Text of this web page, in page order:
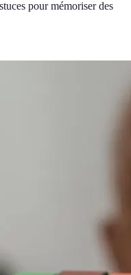
pour mémoriser des